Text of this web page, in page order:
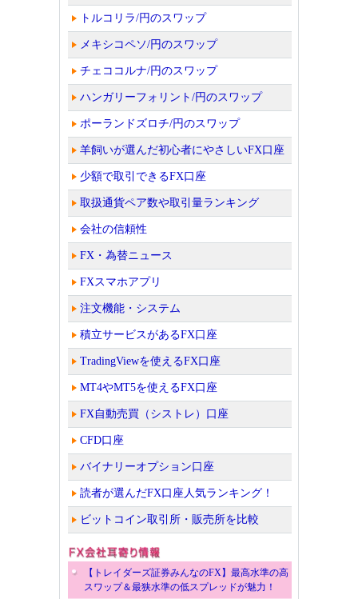
トルコリラ/円のスワップ
メキシコペソ/円のスワップ
チェココルナ/円のスワップ
ハンガリーフォリント/円のスワップ
ポーランドズロチ/円のスワップ
羊飼いが選んだ初心者にやさしいFX口座
少額で取引できるFX口座
取扱通貨ペア数や取引量ランキング
会社の信頼性
FX・為替ニュース
FXスマホアプリ
注文機能・システム
積立サービスがあるFX口座
TradingViewを使えるFX口座
MT4やMT5を使えるFX口座
FX自動売買（シストレ）口座
CFD口座
バイナリーオプション口座
読者が選んだFX口座人気ランキング！
ビットコイン取引所・販売所を比較
【トレイダーズ証券みんなのFX】最高水準の高
スワップ＆最狭水準の低スプレッドが魅力！